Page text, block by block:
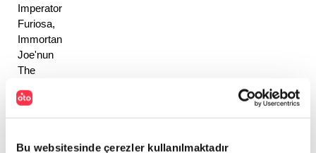
Bu websitesinde çerezler kullanılmaktadır
Imperator
Furiosa,
Immortan
Joe'nun
The
Rig
isimli
kullanır.